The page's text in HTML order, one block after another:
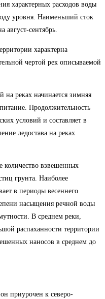
характерных расходов воды
уровня. Наименьший сток
август-сентябрь.
характерна
чертой рек описываемой
реках начинается зимняя
Продолжительность
условий и составляет в
ледостава на реках
количество взвешенных
грунта. Наиболее
в периоды весеннего
насыщения речной воды
В среднем реки,
распаханности территории
наносов в среднем до
приурочен к северо-